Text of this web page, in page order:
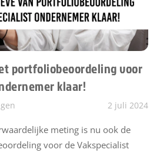
portfoliobeoordeling voor
klaar!
2 juli 2024
meting is nu ook de
voor de Vakspecialist